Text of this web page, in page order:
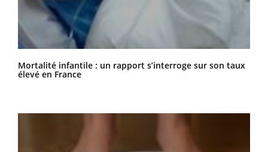
Mortalité infantile : un rapport s’interroge sur son taux
élevé en France